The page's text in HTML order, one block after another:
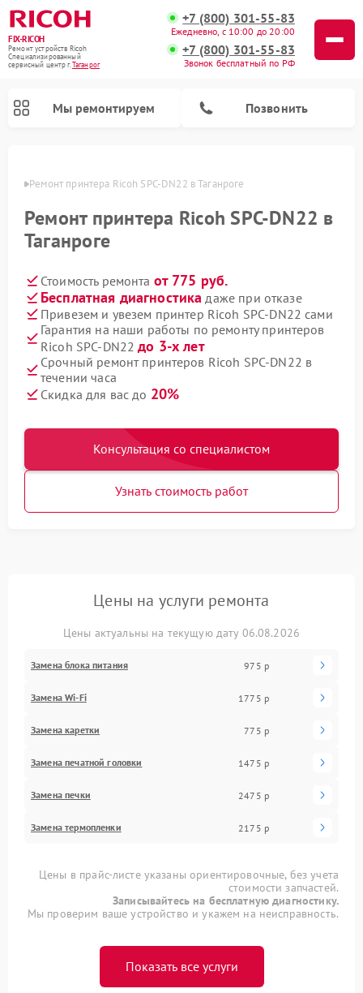
FIX-RICOH
Ремонт устройств Ricoh
Специализированный
cервисный центр г.Таганрог
+7 (800) 301-55-83
Ежедневно, с 10:00 до 20:00
+7 (800) 301-55-83
Звонок бесплатный по РФ
Мы ремонтируем Позвонить
Ремонт принтера Ricoh SPC-DN22 в Таганроге
Ремонт принтера Ricoh SPC-DN22 в
Таганроге
Стоимость ремонта от 775 руб.
Бесплатная диагностика даже при отказе
Привезем и увезем принтер Ricoh SPC-DN22 сами
Гарантия на наши работы по ремонту принтеров
Ricoh SPC-DN22до 3-х лет
Срочный ремонт принтеров Ricoh SPC-DN22 в
течении часа
Скидка для вас до 20%
Консультация со специалистом
Узнать стоимость работ
Цены на услуги ремонта
Цены актуальны на текущую дату 06.08.2026
Замена блока питания 975 р
Замена Wi-Fi 1775 р
Замена каретки 775 р
Замена печатной головки 1475 р
Замена печки 2475 р
Замена термопленки 2175 р
Цены в прайс-листе указаны ориентировочные, без учета
стоимости запчастей.
Записывайтесь на бесплатную диагностику.
Мы проверим ваше устройство и укажем на неисправность.
Показать все услуги